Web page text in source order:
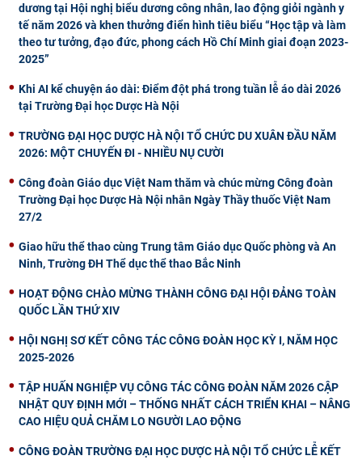
dương tại Hội nghị biểu dương công nhân, lao động giỏi ngành y
tế năm 2026 và khen thưởng điển hình tiêu biểu “Học tập và làm
theo tư tưởng, đạo đức, phong cách Hồ Chí Minh giai đoạn 2023-
2025”
Khi AI kể chuyện áo dài: Điểm đột phá trong tuần lễ áo dài 2026
tại Trường Đại học Dược Hà Nội
TRƯỜNG ĐẠI HỌC DƯỢC HÀ NỘI TỔ CHỨC DU XUÂN ĐẦU NĂM
2026: MỘT CHUYẾN ĐI - NHIỀU NỤ CƯỜI
Công đoàn Giáo dục Việt Nam thăm và chúc mừng Công đoàn
Trường Đại học Dược Hà Nội nhân Ngày Thầy thuốc Việt Nam
27/2
Giao hữu thể thao cùng Trung tâm Giáo dục Quốc phòng và An
Ninh, Trường ĐH Thể dục thể thao Bắc Ninh
HOẠT ĐỘNG CHÀO MỪNG THÀNH CÔNG ĐẠI HỘI ĐẢNG TOÀN
QUỐC LẦN THỨ XIV
HỘI NGHỊ SƠ KẾT CÔNG TÁC CÔNG ĐOÀN HỌC KỲ I, NĂM HỌC
2025-2026
TẬP HUẤN NGHIỆP VỤ CÔNG TÁC CÔNG ĐOÀN NĂM 2026 CẬP
NHẬT QUY ĐỊNH MỚI – THỐNG NHẤT CÁCH TRIỂN KHAI – NÂNG
CAO HIỆU QUẢ CHĂM LO NGƯỜI LAO ĐỘNG
CÔNG ĐOÀN TRƯỜNG ĐẠI HỌC DƯỢC HÀ NỘI TỔ CHỨC LỄ KẾT